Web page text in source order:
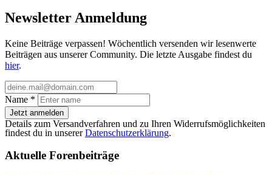
Newsletter Anmeldung
Keine Beiträge verpassen! Wöchentlich versenden wir lesenwerte
Beiträgen aus unserer Community. Die letzte Ausgabe findest du
hier.
Name *
Jetzt anmelden
Details zum Versandverfahren und zu Ihren Widerrufsmöglichkeiten
findest du in unsererDatenschutzerklärung.
Aktuelle Forenbeiträge